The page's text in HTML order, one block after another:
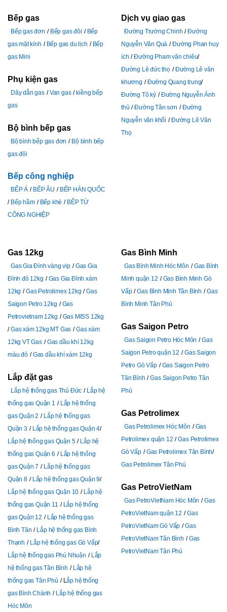
Bếp gas
Bếp gas đơn Bếp gas đôi
Bếp
gas mặt kính
Bếp gas du lịch
Bếp
gas Mini
Phụ kiện gas
Dây dẫn gas Van gas
kiềng bếp
gas
Bộ bình bếp gas
Bộ bình bếp gas đơn
Bộ bình bếp
gas đôi
Bếp công nghiệp
BẾP Á BẾP ÂU
BẾP HÀN QUỐC
Bếp hầm
Bếp khè
BẾP TỪ
CÔNG NGHIỆP
Dịch vụ giao gas
Đường Trường Chinh
Đường
Nguyễn Văn Quá
Đường Phan huy
ích
Đường Pham văn chiêu
Đường Lê đức thọ
Đường Lê văn
khương
Đường Quang trung
Đường Tô ký
Đường Nguyễn Ảnh
thủ
Đường Tân sơn
Đường
Nguyễn văn khối
Đường Lê Văn
Thọ
Gas 12kg
Gas Gia Đình vàng vip
Gas Gia
Đình đỏ 12kg
Gas Gia Đình xám
12kg
Gas Petrolimex 12kg
Gas
Saigon Petro 12kg
Gas
Petrovietnam 12kg
Gas MISS 12kg
Gas xám 12kg MT Gas
Gas xám
12kg VT Gas
Gas dầu khí 12kg
màu đỏ
Gas dầu khí xám 12kg
Lắp đặt gas
Lắp hệ thống gas Thủ Đức
Lắp hệ
thống gas Quận 1
Lắp hệ thống
gas Quận 2
Lắp hệ thống gas
Quận 3
Lắp hệ thống gas Quận 4
Lắp hệ thống gas Quận 5
Lắp hệ
thống gas Quận 6
Lắp hệ thống
gas Quận 7
Lắp hệ thống gas
Quận 8
Lắp hệ thống gas Quận 9
Lắp hệ thống gas Quận 10
Lắp hệ
thống gas Quận 11
Lắp hệ thống
gas Quận 12
Lắp hệ thống gas
Bình Tân
Lắp hệ thống gas Bình
Thạnh
Lắp hệ thống gas Gò Vấp
Lắp hệ thống gas Phú Nhuận
Lắp
hệ thống gas Tân Bình
Lắp hệ
thống gas Tân Phú
Lắp hệ thống
gas Bình Chánh
Lắp hệ thống gas
Hóc Môn
Gas Bình Minh
Gas Bình Minh Hóc Môn
Gas Bình
Minh quận 12
Gas Bình Minh Gò
Vấp
Gas Bình Minh Tân Bình
Gas
Bình Minh Tân Phú
Gas Saigon Petro
Gas Saigon Petro Hóc Môn
Gas
Saigon Petro quận 12
Gas Saigon
Petro Gò Vấp
Gas Saigon Petro
Tân Bình
Gas Saigon Petro Tân
Phú
Gas Petrolimex
Gas Petrolimex Hóc Môn
Gas
Petrolimex quận 12
Gas Petrolimex
Gò Vấp
Gas Petrolimex Tân Bình
Gas Petrolimex Tân Phú
Gas PetroVietNam
Gas PetroVietNam Hóc Môn
Gas
PetroVietNam quận 12
Gas
PetroVietNam Gò Vấp
Gas
PetroVietNam Tân Bình
Gas
PetroVietNam Tân Phú